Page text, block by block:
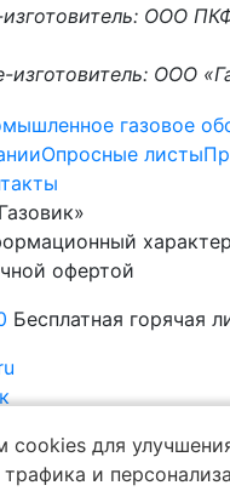
ООО
ООО
Опросные листы
офертой
Бесплатная горячая
cookies для
трафика и